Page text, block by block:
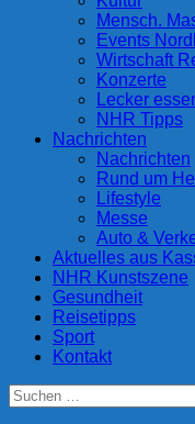
Mensch.
Events
Wirtschaft
Konzerte
Lecker
NHR Tipps
Nachrichten
Nachrichten
Rund um
Lifestyle
Messe
Auto &
Aktuelles aus
NHR Kunstszene
Gesundheit
Reisetipps
Sport
Kontakt